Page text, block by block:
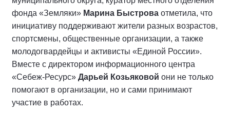
фонда «Земляки» Марина Быстрова отметила, что
инициативу поддерживают жители разных возрастов,
спортсмены, общественные организации, а также
молодогвардейцы и активисты «Единой России».
Вместе с директором информационного центра
«Себеж-Ресурс» Дарьей Козьяковой они не только
помогают в организации, но и сами принимают
участие в работах.